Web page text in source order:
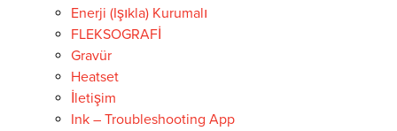
Enerji (Işıkla) Kurumalı
FLEKSOGRAFİ
Gravür
Heatset
İletişim
Ink – Troubleshooting App